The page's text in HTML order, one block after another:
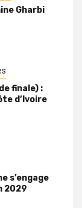
Gharbi
finale) :
d’Ivoire
s’engage
2029